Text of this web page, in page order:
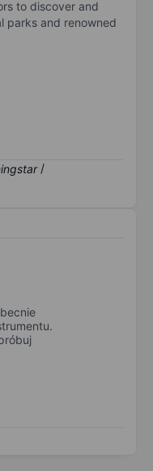
to discover and
parks and renowned
/